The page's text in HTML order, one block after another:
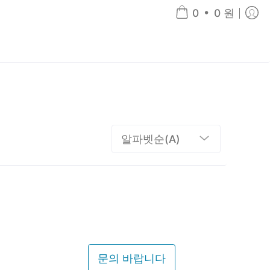
0 • 0 원
문의 바랍니다